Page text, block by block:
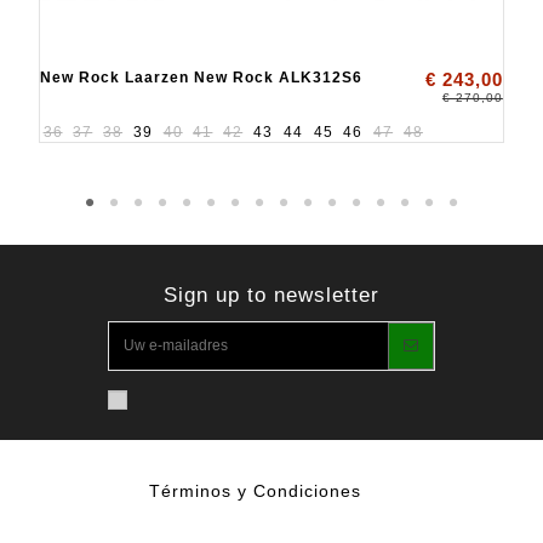
New Rock Laarzen New Rock ALK312S6 € 243,00
€ 270,00
36 37 38 39 40 41 42 43 44 45 46 47 48
Sign up to newsletter
Términos y Condiciones